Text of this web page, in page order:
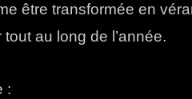
être transformée en
au long de l’année.
: